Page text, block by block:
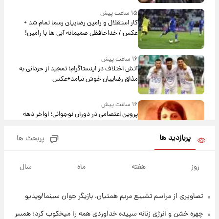
۱۵ ساعت پیش
کار استقلال و رامین رضاییان رسما تمام شد +
عکس / خداحافظی صمیمانه آبی ها با رامین!
۱۶ ساعت پیش
آتش اختلاف در اینستاگرام؛ تمجید از حردانی به
مذاق رضاییان خوش نیامد+عکس
۱۶ ساعت پیش
پروین اعتصامی در دوران نوجوانی؛ اواخر دهه
هسته‌ای در آسمان ظاهر شد
۱۷ ساعت پیش
کرد
پربازدید ها پربحث ها
روز هفته ماه سال
تصاویری از مراسم تشییع مریم همتیان، بازیگر جوان سینما/ویدیو
چهره خشن و انرژی زنانه سپیده خداوردی همه را میخکوب کرد؛ همسر